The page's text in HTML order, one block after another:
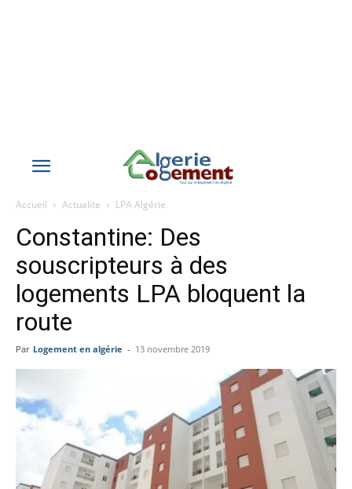
Accueil Actualite LPA Algérie
Constantine: Des
souscripteurs à des
logements LPA bloquent la
route
Par Logement en algérie - 13 novembre 2019